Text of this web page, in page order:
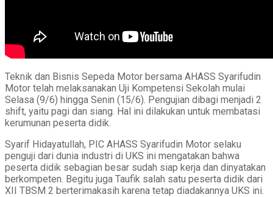
Teknik dan Bisnis Sepeda Motor bersama AHASS Syarifudin
Motor telah melaksanakan Uji Kompetensi Sekolah mulai
Selasa (9/6) hingga Senin (15/6). Pengujian dibagi menjadi 2
shift, yaitu pagi dan siang. Hal ini dilakukan untuk membatasi
kerumunan peserta didik.
Syarif Hidayatullah, PIC AHASS Syarifudin Motor selaku
penguji dari dunia industri di UKS ini mengatakan bahwa
peserta didik sebagian besar sudah siap kerja dan dinyatakan
berkompeten. Begitu juga Taufik salah satu peserta didik dari
XII TBSM 2 berterimakasih karena tetap diadakannya UKS ini.